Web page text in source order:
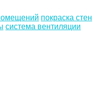
покраска стен
система вентиляции